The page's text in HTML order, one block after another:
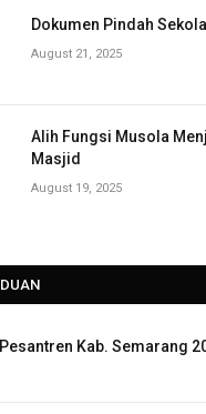
Dokumen Pindah
August 21, 2025
Alih Fungsi Musola
Masjid
August 19, 2025
Kab. Semarang